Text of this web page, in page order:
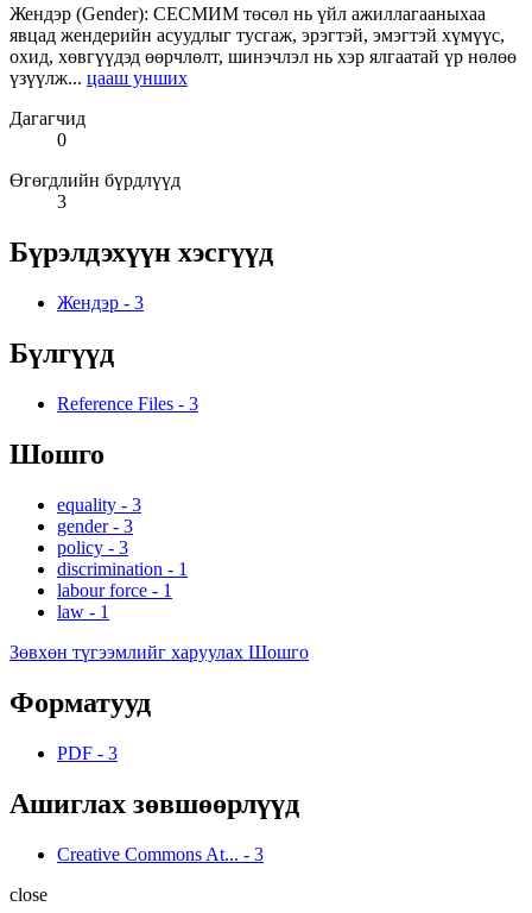
Жендэр (Gender): СЕСМИМ төсөл нь үйл ажиллагааныхаа
явцад жендерийн асуудлыг тусгаж, эрэгтэй, эмэгтэй хүмүүс,
охид, хөвгүүдэд өөрчлөлт, шинэчлэл нь хэр ялгаатай үр нөлөө
үзүүлж... цааш унших
Дагагчид
0
Өгөгдлийн бүрдлүүд
3
Бүрэлдэхүүн хэсгүүд
Жендэр - 3
Бүлгүүд
Reference Files - 3
Шошго
equality - 3
gender - 3
policy - 3
discrimination - 1
labour force - 1
law - 1
Зөвхөн түгээмлийг харуулах Шошго
Форматууд
PDF - 3
Ашиглах зөвшөөрлүүд
Creative Commons At... - 3
close